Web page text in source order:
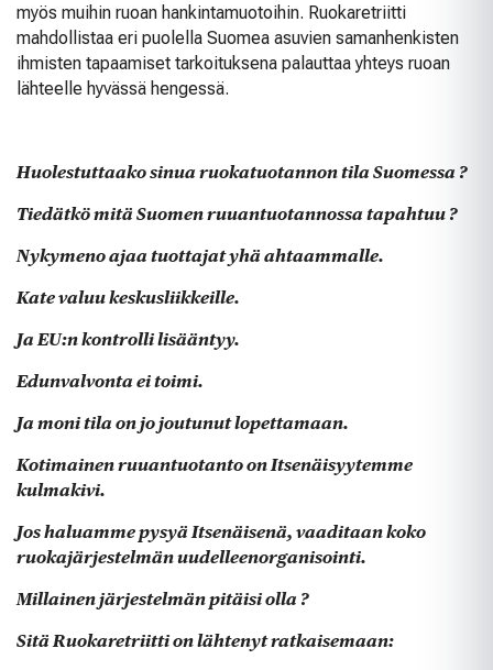
myös muihin ruoan hankintamuotoihin. Ruokaretriitti
mahdollistaa eri puolella Suomea asuvien samanhenkisten
ihmisten tapaamiset tarkoituksena palauttaa yhteys ruoan
lähteelle hyvässä hengessä.
Huolestuttaako sinua ruokatuotannon tila Suomessa ?
Tiedätkö mitä Suomen ruuantuotannossa tapahtuu ?
Nykymeno ajaa tuottajat yhä ahtaammalle.
Kate valuu keskusliikkeille.
Ja EU:n kontrolli lisääntyy.
Edunvalvonta ei toimi.
Ja moni tila on jo joutunut lopettamaan.
Kotimainen ruuantuotanto on Itsenäisyytemme
kulmakivi.
Jos haluamme pysyä Itsenäisenä, vaaditaan koko
ruokajärjestelmän uudelleenorganisointi.
Millainen järjestelmän pitäisi olla ?
Sitä Ruokaretriitti on lähtenyt ratkaisemaan: